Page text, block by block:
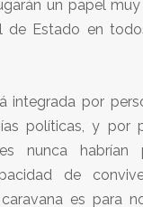
un papel
de Estado en
integrada por
políticas, y por
nunca habrían
de
es para